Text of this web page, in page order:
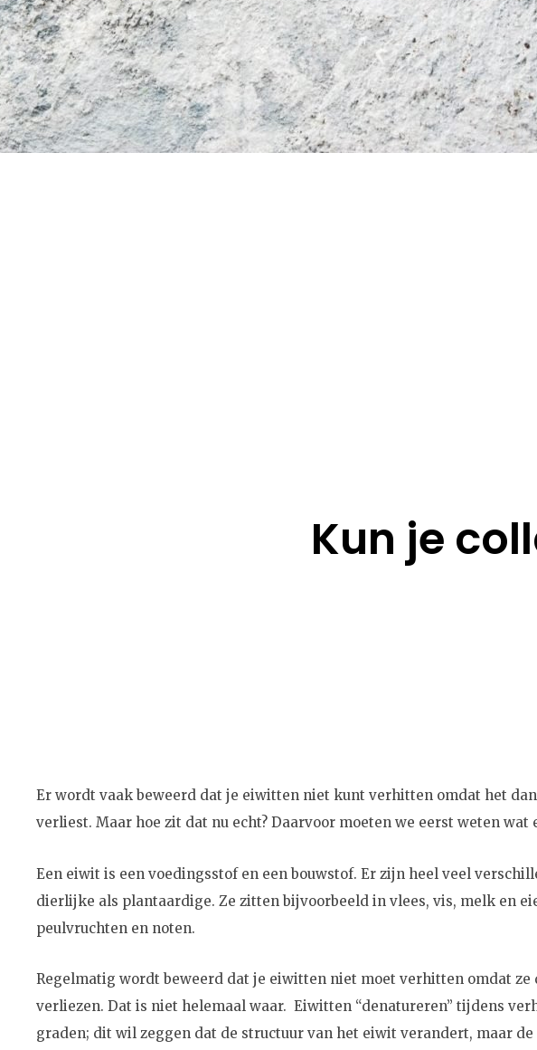
Kun je
Er wordt vaak beweerd dat je eiwitten niet kunt verhitten omdat het
verliest. Maar hoe zit dat nu echt? Daarvoor moeten we eerst weten
Een eiwit is een voedingsstof en een bouwstof. Er zijn heel veel
dierlijke als plantaardige. Ze zitten bijvoorbeeld in vlees, vis, melk en
peulvruchten en noten.
Regelmatig wordt beweerd dat je eiwitten niet moet verhitten omdat
verliezen. Dat is niet helemaal waar. Eiwitten “denatureren” tijdens
graden; dit wil zeggen dat de structuur van het eiwit verandert, maar